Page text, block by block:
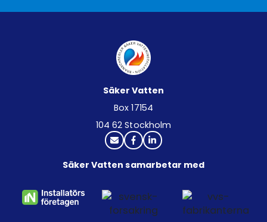
Säker Vatten
Box 17154
104 62 Stockholm
Säker Vatten samarbetar med